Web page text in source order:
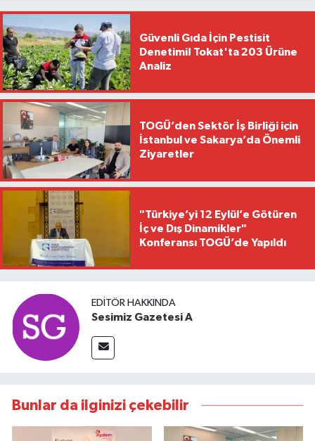
Güvenli Gıda İçin Pestisit
Denetimi! Tokat'ta 203 Ürüne
Analiz
TOGÜ’den Sektör İş Birliği için
İstanbul ve Sakarya’da Önemli
Ziyaretler
"Türkiye’yi 12 Eylül’e Götüren
İç ve Dış Dinamikler"
Konferansı TOGÜ’de Yapıldı
EDITÖR HAKKINDA
Sesimiz Gazetesi A
Bunlar da ilginizi çekebilir